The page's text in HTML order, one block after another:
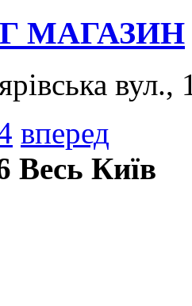
МАГАЗИН
вул.,
вперед
Весь Київ